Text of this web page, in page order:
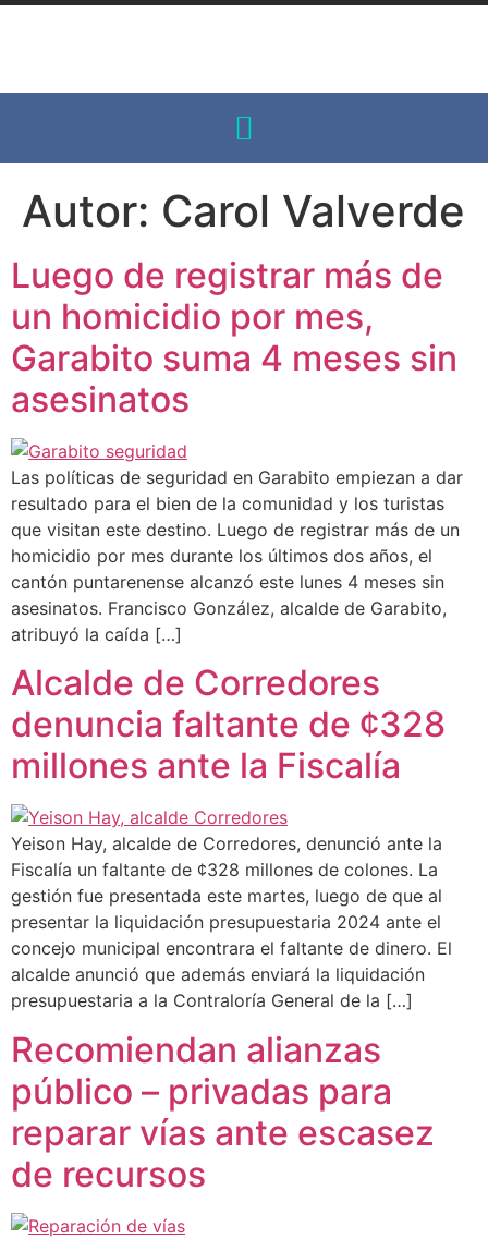
Autor: Carol Valverde
Luego de registrar más de
un homicidio por mes,
Garabito suma 4 meses sin
asesinatos
Las políticas de seguridad en Garabito empiezan a dar
resultado para el bien de la comunidad y los turistas
que visitan este destino. Luego de registrar más de un
homicidio por mes durante los últimos dos años, el
cantón puntarenense alcanzó este lunes 4 meses sin
asesinatos. Francisco González, alcalde de Garabito,
atribuyó la caída […]
Alcalde de Corredores
denuncia faltante de ¢328
millones ante la Fiscalía
Yeison Hay, alcalde de Corredores, denunció ante la
Fiscalía un faltante de ¢328 millones de colones. La
gestión fue presentada este martes, luego de que al
presentar la liquidación presupuestaria 2024 ante el
concejo municipal encontrara el faltante de dinero. El
alcalde anunció que además enviará la liquidación
presupuestaria a la Contraloría General de la […]
Recomiendan alianzas
público – privadas para
reparar vías ante escasez
de recursos